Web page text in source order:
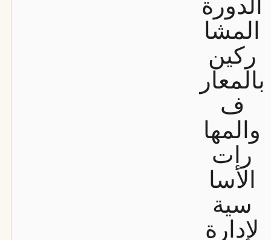
الدورة
المشا
ركين
بالمعار
ف
والمها
رات
الأسا
سية
لإدارة